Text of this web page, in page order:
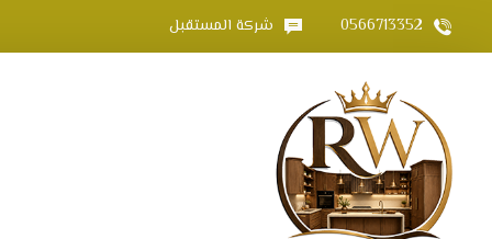
0566713352 شركة المستقبل